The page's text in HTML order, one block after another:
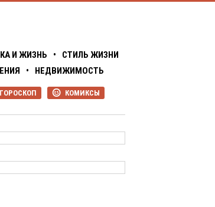
И ЖИЗНЬ •
СТИЛЬ ЖИЗНИ
• НЕДВИЖИМОСТЬ
P КОМИКСЫ
ГОРОСКОП